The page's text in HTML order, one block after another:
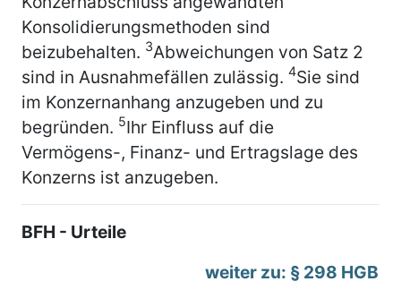
Konsolidierungsmethoden sind
beizubehalten. 3Abweichungen von Satz 2
sind in Ausnahmefällen zulässig. 4Sie sind
im Konzernanhang anzugeben und zu
begründen. 5Ihr Einfluss auf die
Vermögens-, Finanz- und Ertragslage des
Konzerns ist anzugeben.
BFH - Urteile
weiter zu: § 298 HGB